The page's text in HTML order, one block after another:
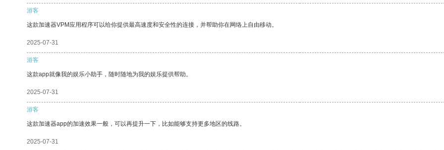
游客
这款加速器VPM应用程序可以给你提供最高速度和安全性的连接，并帮助你在网络上自由移动。
2025-07-31
游客
这款app就像我的娱乐小助手，随时随地为我的娱乐提供帮助。
2025-07-31
游客
这款加速器app的加速效果一般，可以再提升一下，比如能够支持更多地区的线路。
2025-07-31